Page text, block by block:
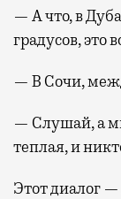
— А что, в
градусов, это
— В Сочи,
— Слушай, а
теплая, и
Этот диалог